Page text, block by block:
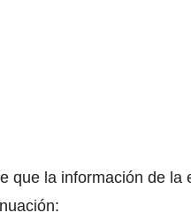
que la información de